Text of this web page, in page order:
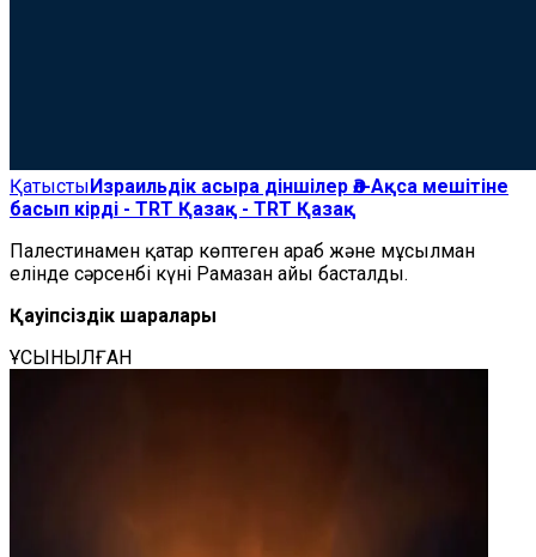
ҚатыстыИзраильдік асыра діншілер Әл-Ақса мешітіне
басып кірді - TRT Қазақ - TRT Қазақ
Палестинамен қатар көптеген араб және мұсылман
елінде сәрсенбі күні Рамазан айы басталды.
Қауіпсіздік шаралары
ҰСЫНЫЛҒАН